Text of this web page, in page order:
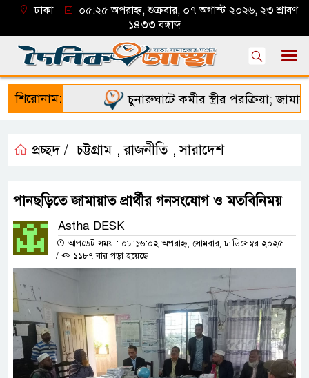
ঢাকা
০৫:২৫ অপরাহ্ন, শুক্রবার, ০৭ অগাস্ট ২০২৬, ২৩ শ্রাবণ
১৪৩৩ বঙ্গাব্দ
শিরোনাম: চুনারুঘাটে কর্মীর স্ত্রীর পরক্রিয়া; জামায়াত
প্রচ্ছদ / চট্টগ্রাম ,রাজনীতি ,সারাদেশ
পানছড়িতে জামায়াত প্রার্থীর গনসংযোগ ও মতবিনিময়
Astha DESK
আপডেট সময় : ০৮:১৬:০২ অপরাহ্ন, সোমবার, ৮ ডিসেম্বর ২০২৫
/
১১৮৭ বার পড়া হয়েছে